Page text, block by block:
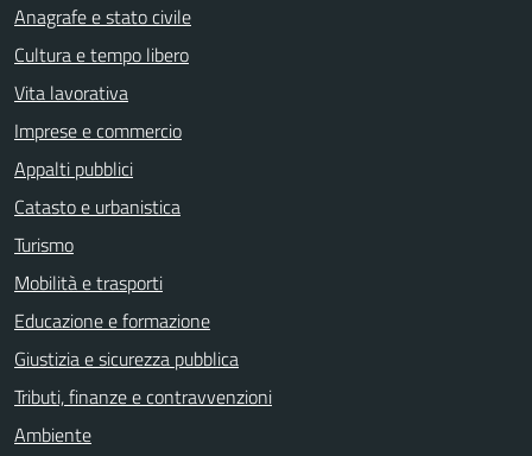
Anagrafe e stato civile
Cultura e tempo libero
Vita lavorativa
Imprese e commercio
Appalti pubblici
Catasto e urbanistica
Turismo
Mobilità e trasporti
Educazione e formazione
Giustizia e sicurezza pubblica
Tributi, finanze e contravvenzioni
Ambiente